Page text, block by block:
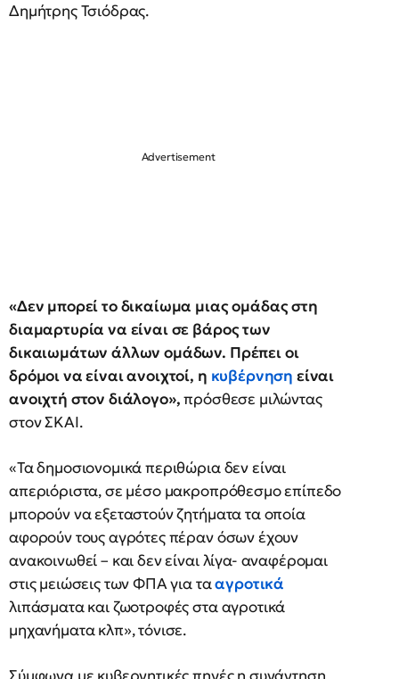
Δημήτρης Τσιόδρας.
«Δεν μπορεί το δικαίωμα μιας ομάδας στη
διαμαρτυρία να είναι σε βάρος των
δικαιωμάτων άλλων ομάδων. Πρέπει οι
δρόμοι να είναι ανοιχτοί, η κυβέρνηση είναι
ανοιχτή στον διάλογο»,πρόσθεσε μιλώντας
στον ΣΚΑΙ.
«Τα δημοσιονομικά περιθώρια δεν είναι
απεριόριστα, σε μέσο μακροπρόθεσμο επίπεδο
μπορούν να εξεταστούν ζητήματα τα οποία
αφορούν τους αγρότες πέραν όσων έχουν
ανακοινωθεί – και δεν είναι λίγα- αναφέρομαι
στις μειώσεις των ΦΠΑ για τααγροτικά
λιπάσματα και ζωοτροφές στα αγροτικά
μηχανήματα κλπ», τόνισε.